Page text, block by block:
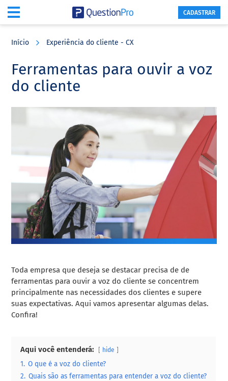
content
sidebar
CADASTRAR
Início Experiência do cliente - CX
Ferramentas para ouvir a voz
do cliente
Toda empresa que deseja se destacar precisa de de
ferramentas para ouvir a voz do cliente se concentrem
principalmente nas necessidades dos clientes e supere
suas expectativas. Aqui vamos apresentar algumas delas.
Confira!
Aqui você entenderá: hide
1. O que é a voz do cliente?
2. Quais são as ferramentas para entender a voz do cliente?